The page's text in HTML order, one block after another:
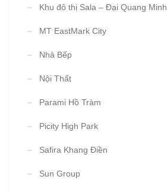
Khu đô thị Sala – Đại Quang Minh
MT EastMark City
Nhà Bếp
Nội Thất
Parami Hồ Tràm
Picity High Park
Safira Khang Điền
Sun Group